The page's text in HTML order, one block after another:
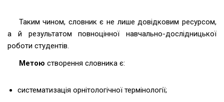
Таким чином, словник є не лише довідковим ресурсом,
а й результатом повноцінної навчально-дослідницької
роботи студентів.
Метою створення словника є:
систематизація орнітологічної термінології;